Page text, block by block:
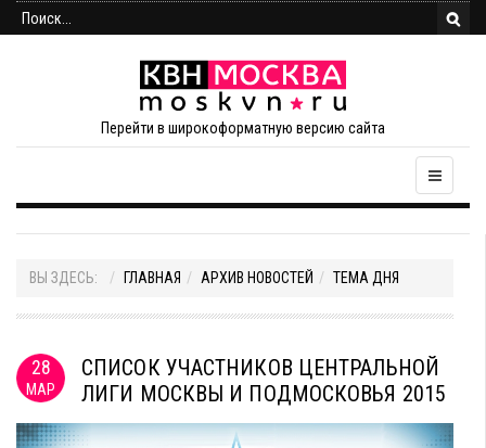
Перейти в широкоформатную версию сайта
ВЫ ЗДЕСЬ: ГЛАВНАЯ АРХИВ НОВОСТЕЙ ТЕМА ДНЯ
28
МАР
СПИСОК УЧАСТНИКОВ ЦЕНТРАЛЬНОЙ
ЛИГИ МОСКВЫ И ПОДМОСКОВЬЯ 2015